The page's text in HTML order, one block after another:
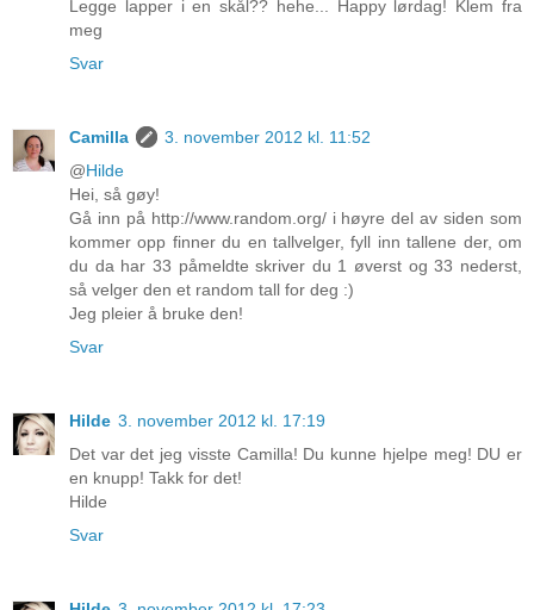
Legge lapper i en skål?? hehe... Happy lørdag! Klem fra
meg
Svar
Camilla
3. november 2012 kl. 11:52
@Hilde
Hei, så gøy!
Gå inn på http://www.random.org/ i høyre del av siden som
kommer opp finner du en tallvelger, fyll inn tallene der, om
du da har 33 påmeldte skriver du 1 øverst og 33 nederst,
så velger den et random tall for deg :)
Jeg pleier å bruke den!
Svar
Hilde 3. november 2012 kl. 17:19
Det var det jeg visste Camilla! Du kunne hjelpe meg! DU er
en knupp! Takk for det!
Hilde
Svar